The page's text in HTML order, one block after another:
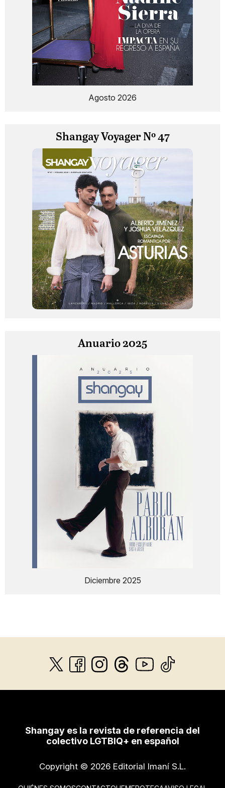
Agosto 2026
Shangay Voyager Nº 47
Anuario 2025
Diciembre 2025
Shangay es la revista de referencia del
colectivo LGTBIQ+ en español
Copyright © 2026 Editorial Imaní S.L.